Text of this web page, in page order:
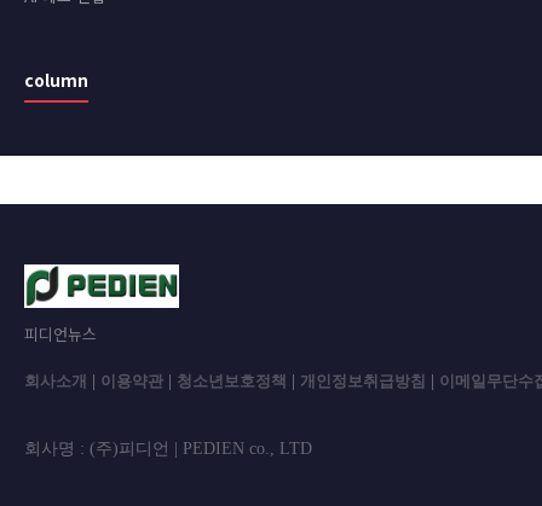
column
피디언뉴스
회사소개 이용약관 청소년보호정책 개인정보취급방침 이메일무단수
회사명 : (주)피디언 | PEDIEN co.,